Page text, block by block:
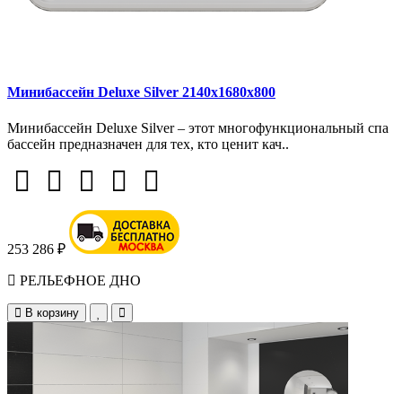
Минибассейн Deluxe Silver 2140х1680х800
Минибассейн Deluxe Silver – этот многофункциональный спа
бассейн предназначен для тех, кто ценит кач..
253 286 ₽
РЕЛЬЕФНОЕ ДНО
В корзину